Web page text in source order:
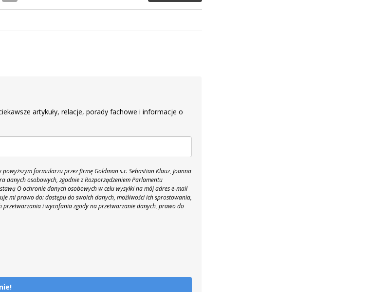
artykuły, relacje, porady fachowe i informacje o
formularzu przez firmę Goldman s.c. Sebastian Klauz, Joanna
danych osobowych, zgodnie z Rozporządzeniem Parlamentu
O ochronie danych osobowych w celu wysyłki na mój adres e-mail
mi prawo do: dostępu do swoich danych, możliwości ich sprostowania,
i wycofania zgody na przetwarzanie danych, prawo do